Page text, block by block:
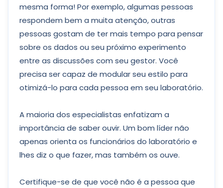
mesma forma! Por exemplo, algumas pessoas
respondem bem a muita atenção, outras
pessoas gostam de ter mais tempo para pensar
sobre os dados ou seu próximo experimento
entre as discussões com seu gestor. Você
precisa ser capaz de modular seu estilo para
otimizá-lo para cada pessoa em seu laboratório.
A maioria dos especialistas enfatizam a
importância de saber ouvir. Um bom líder não
apenas orienta os funcionários do laboratório e
lhes diz o que fazer, mas também os ouve.
Certifique-se de que você não é a pessoa que